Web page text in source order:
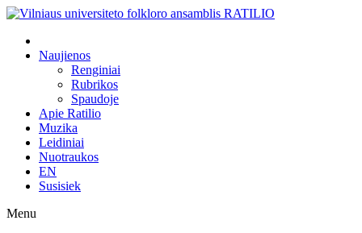
Naujienos
Renginiai
Rubrikos
Spaudoje
Apie Ratilio
Muzika
Leidiniai
Nuotraukos
EN
Susisiek
Menu